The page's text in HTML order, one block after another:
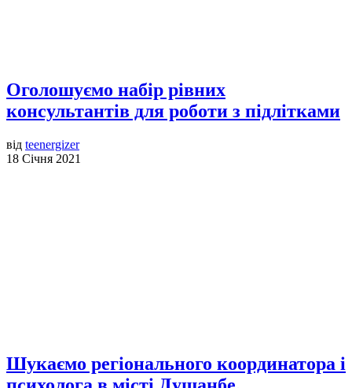
Оголошуємо набір рівних
консультантів для роботи з підлітками
від teenergizer
18 Січня 2021
Шукаємо регіонального координатора і